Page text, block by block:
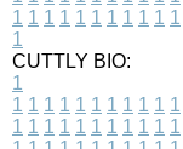
1 1 1 1 1 1 1 1 1 1 1
1
CUTTLY BIO:
1
1 1 1 1 1 1 1 1 1 1 1
1 1 1 1 1 1 1 1 1 1 1